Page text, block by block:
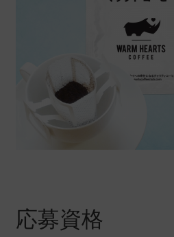
応募資格